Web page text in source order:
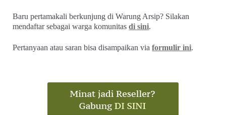
Baru pertamakali berkunjung di Warung Arsip? Silakan
mendaftar sebagai warga komunitasdi sini.
Pertanyaan atau saran bisa disampaikan viaformulir ini.